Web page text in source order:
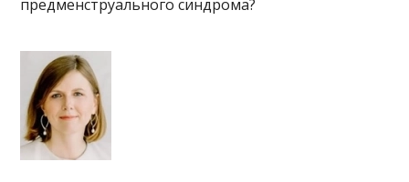
предменструального синдрома?